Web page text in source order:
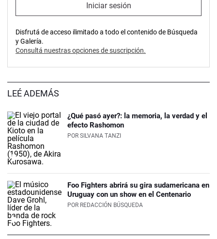
Iniciar sesión
Disfrutá de acceso ilimitado a todo el contenido de Búsqueda
y Galería.
Consultá nuestras opciones de suscripción.
LEÉ ADEMÁS
¿Qué pasó ayer?: la memoria, la verdad y el
efecto Rashomon
POR SILVANA TANZI
Foo Fighters abrirá su gira sudamericana en
Uruguay con un show en el Centenario
POR REDACCIÓN BÚSQUEDA